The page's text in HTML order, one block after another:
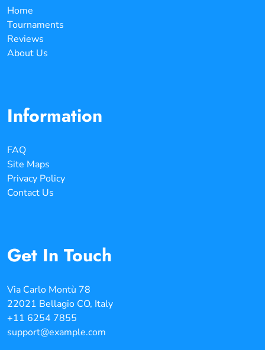
Home
Tournaments
Reviews
About Us
Information
FAQ
Site Maps
Privacy Policy
Contact Us
Get In Touch
Via Carlo Montù 78
22021 Bellagio CO, Italy
+11 6254 7855
support@example.com